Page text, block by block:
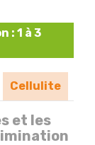
: 1 à 3
Cellulite
et les